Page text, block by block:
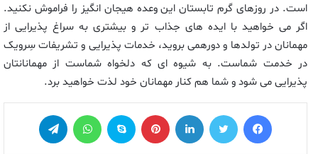
است. در روزهای گرم تابستان این وعده هیجان انگیز را فراموش نکنید.
اگر می خواهید با ایده های جذاب تر و بیشتری به سراغ پذیرایی از
مهمانان در تولدها و دورهمی بروید، خدمات پذیرایی و تشریفات سِرویک
در خدمت شماست. به شیوه ای که دلخواه شماست از مهمانانتان
پذیرایی می شود و شما هم کنار مهمانان خود لذت خواهید برد.
فیس بوک توییتر لینکدین ‫پین‌ترست اسکایپ